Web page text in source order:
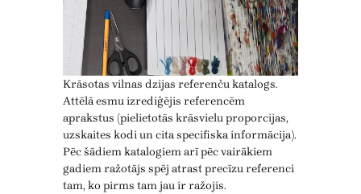
Krāsotas vilnas dzijas referenču katalogs.
Attēlā esmu izrediģējis referencēm
aprakstus (pielietotās krāsvielu proporcijas,
uzskaites kodi un cita specifiska informācija).
Pēc šādiem katalogiem arī pēc vairākiem
gadiem ražotājs spēj atrast precīzu referenci
tam, ko pirms tam jau ir ražojis.